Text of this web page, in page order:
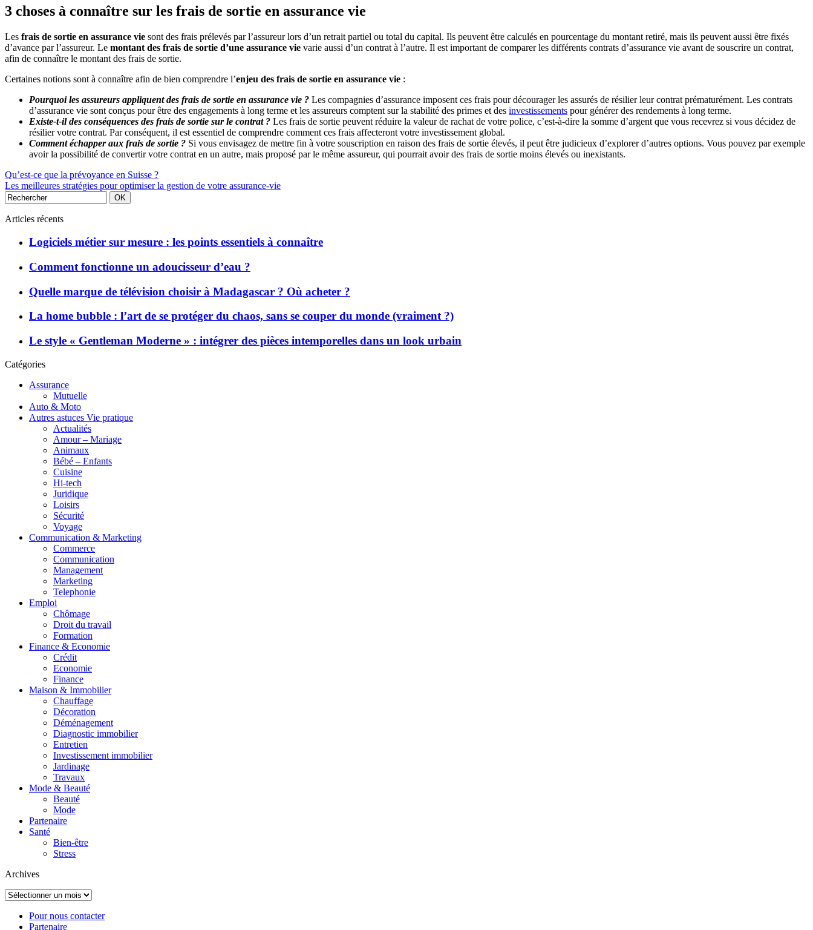
3 choses à connaître sur les frais de sortie en assurance vie
Les frais de sortie en assurance vie sont des frais prélevés par l’assureur lors d’un retrait partiel ou total du capital. Ils peuvent être calculés en pourcentage du montant retiré, mais ils peuvent aussi être fixés
d’avance par l’assureur. Le montant des frais de sortie d’une assurance vie varie aussi d’un contrat à l’autre. Il est important de comparer les différents contrats d’assurance vie avant de souscrire un contrat,
afin de connaître le montant des frais de sortie.
Certaines notions sont à connaître afin de bien comprendre l’enjeu des frais de sortie en assurance vie :
Pourquoi les assureurs appliquent des frais de sortie en assurance vie ? Les compagnies d’assurance imposent ces frais pour décourager les assurés de résilier leur contrat prématurément. Les contrats
d’assurance vie sont conçus pour être des engagements à long terme et les assureurs comptent sur la stabilité des primes et des investissements pour générer des rendements à long terme.
Existe-t-il des conséquences des frais de sortie sur le contrat ? Les frais de sortie peuvent réduire la valeur de rachat de votre police, c’est-à-dire la somme d’argent que vous recevrez si vous décidez de
résilier votre contrat. Par conséquent, il est essentiel de comprendre comment ces frais affecteront votre investissement global.
Comment échapper aux frais de sortie ? Si vous envisagez de mettre fin à votre souscription en raison des frais de sortie élevés, il peut être judicieux d’explorer d’autres options. Vous pouvez par exemple
avoir la possibilité de convertir votre contrat en un autre, mais proposé par le même assureur, qui pourrait avoir des frais de sortie moins élevés ou inexistants.
Qu’est-ce que la prévoyance en Suisse ?
Les meilleures stratégies pour optimiser la gestion de votre assurance-vie
Articles récents
Logiciels métier sur mesure : les points essentiels à connaître
Comment fonctionne un adoucisseur d’eau ?
Quelle marque de télévision choisir à Madagascar ? Où acheter ?
La home bubble : l’art de se protéger du chaos, sans se couper du monde (vraiment ?)
Le style « Gentleman Moderne » : intégrer des pièces intemporelles dans un look urbain
Catégories
Assurance
Mutuelle
Auto & Moto
Autres astuces Vie pratique
Actualités
Amour – Mariage
Animaux
Bébé – Enfants
Cuisine
Hi-tech
Juridique
Loisirs
Sécurité
Voyage
Communication & Marketing
Commerce
Communication
Management
Marketing
Telephonie
Emploi
Chômage
Droit du travail
Formation
Finance & Economie
Crédit
Economie
Finance
Maison & Immobilier
Chauffage
Décoration
Déménagement
Diagnostic immobilier
Entretien
Investissement immobilier
Jardinage
Travaux
Mode & Beauté
Beauté
Mode
Partenaire
Santé
Bien-être
Stress
Archives
Archives
Pour nous contacter
Partenaire